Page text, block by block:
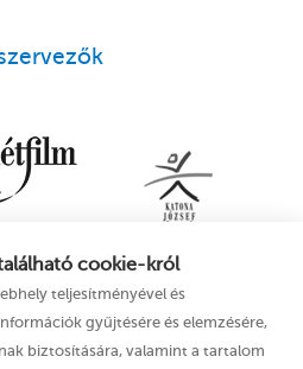
cookie-król
teljesítményével és
gyűjtésére és elemzésére,
biztosítására, valamint a tartalom